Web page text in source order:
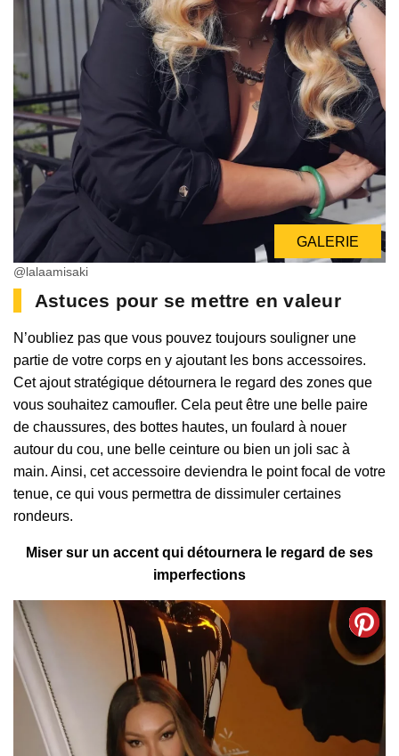
@lalaamisaki
GALERIE
Astuces pour se mettre en valeur
N’oubliez pas que vous pouvez toujours souligner une
partie de votre corps en y ajoutant les bons accessoires.
Cet ajout stratégique détournera le regard des zones que
vous souhaitez camoufler. Cela peut être une belle paire
de chaussures, des bottes hautes, un foulard à nouer
autour du cou, une belle ceinture ou bien un joli sac à
main. Ainsi, cet accessoire deviendra le point focal de votre
tenue, ce qui vous permettra de dissimuler certaines
rondeurs.
Miser sur un accent qui détournera le regard de ses
imperfections